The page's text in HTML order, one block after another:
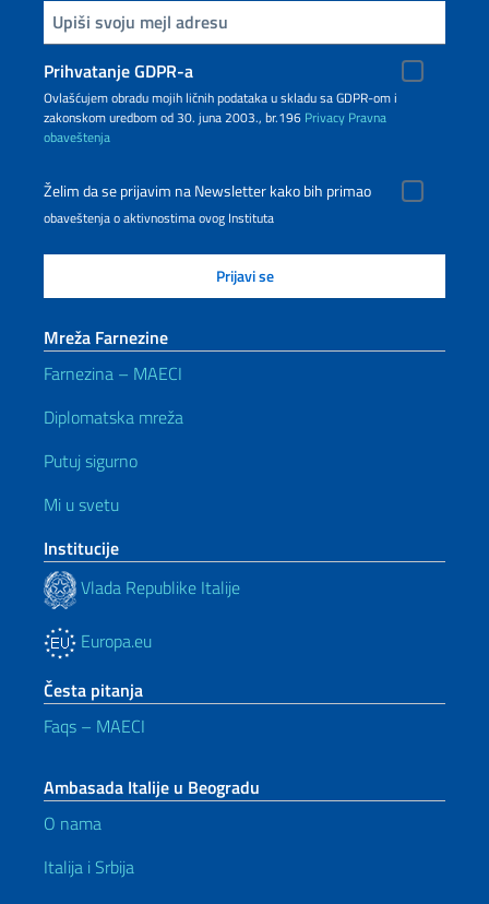
Upiši vaš imejl
Prihvatanje GDPR-a
Ovlašćujem obradu mojih ličnih podataka u skladu sa GDPR-om i
zakonskom uredbom od 30. juna 2003., br.196 Privacy Pravna
obaveštenja
Želim da se prijavim na Newsletter kako bih primao
obaveštenja o aktivnostima ovog Instituta
Mreža Farnezine
Farnezina – MAECI
Diplomatska mreža
Putuj sigurno
Mi u svetu
Institucije
Vlada Republike Italije
Europa.eu
Česta pitanja
Faqs – MAECI
Ambasada Italije u Beogradu
O nama
Italija i Srbija